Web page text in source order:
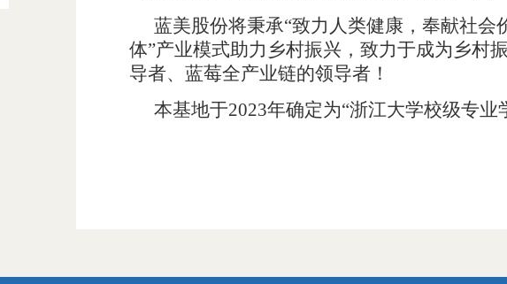
蓝美股份将秉承“致力人类健康，奉献社会
体”产业模式助力乡村振兴， 致力于成为乡村
导者、蓝莓全产业链的领导者！
本基地于2023年确定为“浙江大学校级专业